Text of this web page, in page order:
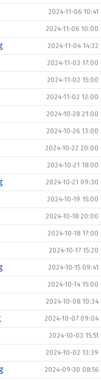
2024-11-06 10:41
2024-11-06 10:00
2024-11-04 14:32
2024-11-03 17:00
2024-11-02 15:00
2024-11-02 12:00
2024-10-28 21:00
2024-10-26 13:00
2024-10-22 20:00
2024-10-21 18:00
2024-10-21 09:30
2024-10-19 15:00
2024-10-18 20:00
2024-10-18 17:00
2024-10-17 15:20
2024-10-15 09:41
2024-10-14 15:00
2024-10-08 10:34
2024-10-07 09:04
2024-10-03 15:51
2024-10-02 13:39
2024-09-30 08:56